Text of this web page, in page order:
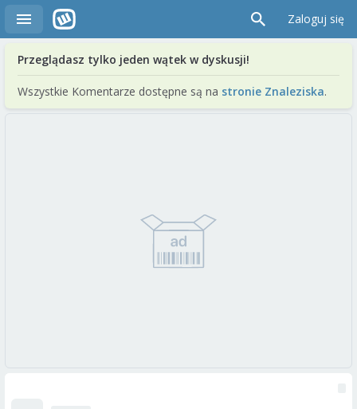
Zaloguj się
Przeglądasz tylko jeden wątek w dyskusji!
Wszystkie Komentarze dostępne są na stronie Znaleziska.